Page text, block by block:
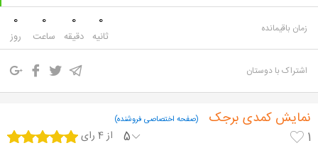
زمان باقیمانده 0
روز
0
ساعت
0
دقیقه
0
ثانیه
اشتراک با دوستان
نمایش کمدی برجک (صفحه اختصاصی فروشنده)
1 از 4 رای 5